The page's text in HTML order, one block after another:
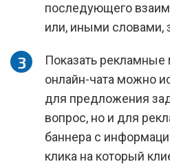
последующего
или, иными словами,
Показать
онлайн-чата можно
для предложения
вопрос, но и для
баннера с
клика на который